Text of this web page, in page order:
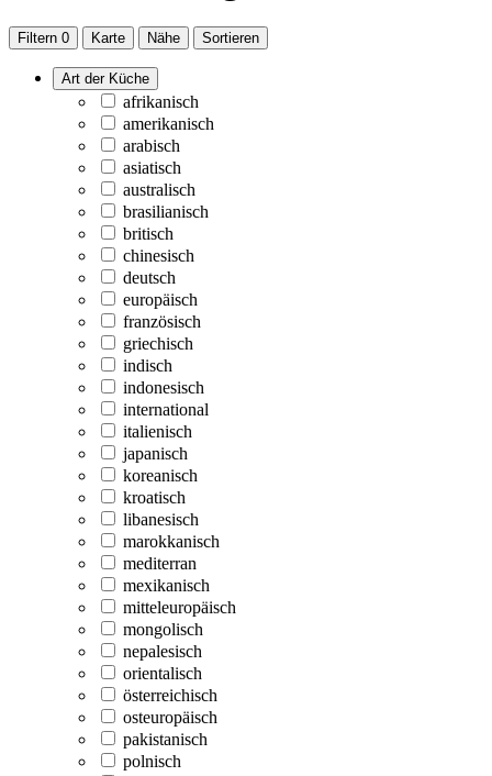
Filtern 0 Karte Nähe Sortieren
Art der Küche
afrikanisch
amerikanisch
arabisch
asiatisch
australisch
brasilianisch
britisch
chinesisch
deutsch
europäisch
französisch
griechisch
indisch
indonesisch
international
italienisch
japanisch
koreanisch
kroatisch
libanesisch
marokkanisch
mediterran
mexikanisch
mitteleuropäisch
mongolisch
nepalesisch
orientalisch
österreichisch
osteuropäisch
pakistanisch
polnisch